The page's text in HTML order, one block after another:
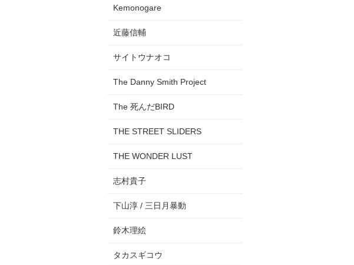
Kemonogare
近藤信輔
サイトウナオコ
The Danny Smith Project
The 死んだBIRD
THE STREET SLIDERS
THE WONDER LUST
志村貴子
下山淳 / 三日月暴動
鈴木理絵
タカスギコウ